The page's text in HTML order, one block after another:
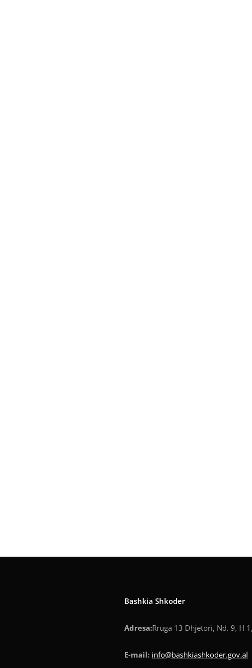
Bashkia Shkoder
Adresa:Rruga 13 Dhjetori, Nd. 9, H
E-mail: info@bashkiashkoder.gov.al